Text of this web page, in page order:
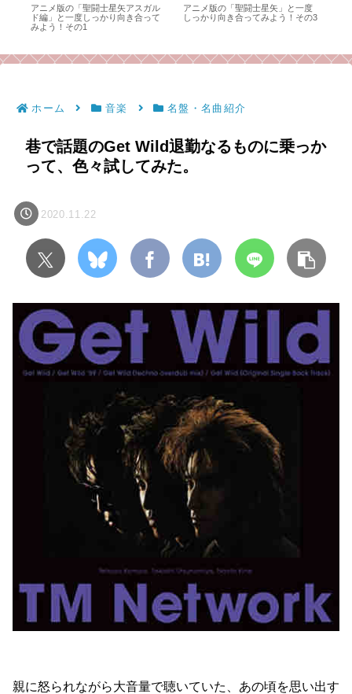
アニメ版の「聖闘士星矢アスガル
ド編」と一度しっかり向き合って
みよう！その1
アニメ版の「聖闘士星矢」と一度
しっかり向き合ってみよう！その3
ホーム 音楽 名盤・名曲紹介
巷で話題のGet Wild退勤なるものに乗っか
って、色々試してみた。
2020.11.22
親に怒られながら大音量で聴いていた、あの頃を思い出す